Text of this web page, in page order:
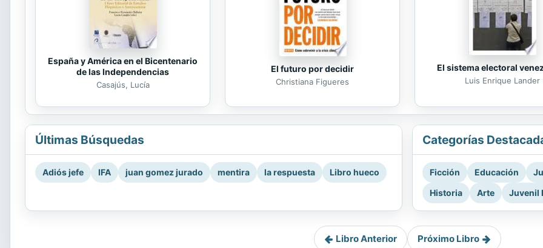
España y América en el Bicentenario
de las Independencias
Casajús, Lucía
El futuro por decidir
Christiana Figueres
El sistema electoral
Luis Enrique Lander
Últimas Búsquedas
Adiós jefe IFA juan gomez jurado mentira la respuesta Libro hueco
Categorías
Ficción Educación
Historia
Arte Juvenil
Libro Anterior Próximo Libro